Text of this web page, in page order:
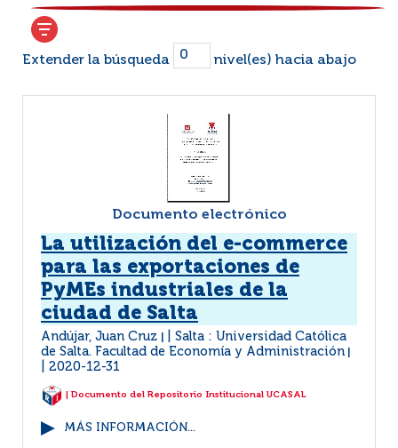
Extender la búsqueda nivel(es) hacia abajo
Documento electrónico
La utilización del e-commerce
para las exportaciones de
PyMEs industriales de la
ciudad de Salta
Andújar, Juan Cruz
Salta : Universidad Católica
de Salta. Facultad de Economía y Administración
2020-12-31
| Documento del Repositorio Institucional UCASAL
MÁS INFORMACIÓN...